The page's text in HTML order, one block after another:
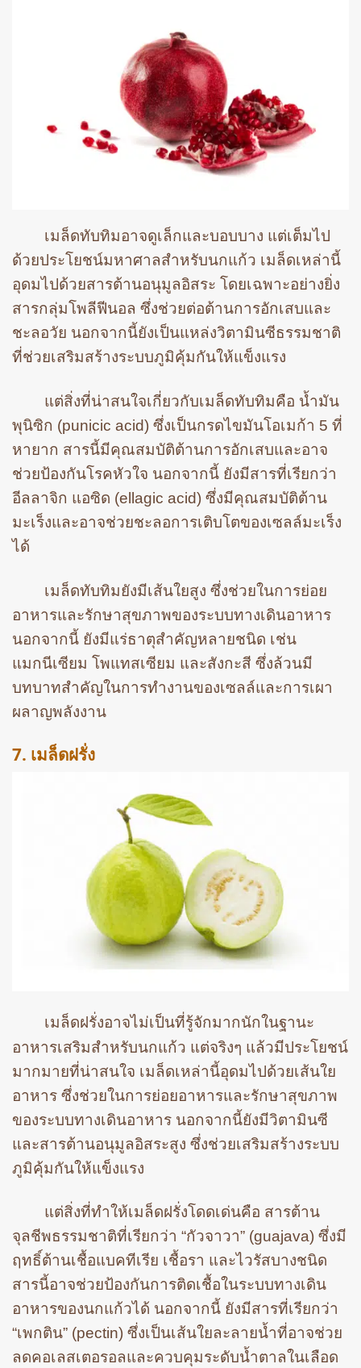
เมล็ดทับทิมอาจดูเล็กและบอบบาง แต่เต็มไป
ด้วยประโยชน์มหาศาลสำหรับนกแก้ว เมล็ดเหล่านี้
อุดมไปด้วยสารต้านอนุมูลอิสระ โดยเฉพาะอย่างยิ่ง
สารกลุ่มโพลีฟีนอล ซึ่งช่วยต่อต้านการอักเสบและ
ชะลอวัย นอกจากนี้ยังเป็นแหล่งวิตามินซีธรรมชาติ
ที่ช่วยเสริมสร้างระบบภูมิคุ้มกันให้แข็งแรง
แต่สิ่งที่น่าสนใจเกี่ยวกับเมล็ดทับทิมคือ น้ำมัน
พุนิซิก (punicic acid) ซึ่งเป็นกรดไขมันโอเมก้า 5 ที่
หายาก สารนี้มีคุณสมบัติต้านการอักเสบและอาจ
ช่วยป้องกันโรคหัวใจ นอกจากนี้ ยังมีสารที่เรียกว่า
อีลลาจิก แอซิด (ellagic acid) ซึ่งมีคุณสมบัติต้าน
มะเร็งและอาจช่วยชะลอการเติบโตของเซลล์มะเร็ง
ได้
เมล็ดทับทิมยังมีเส้นใยสูง ซึ่งช่วยในการย่อย
อาหารและรักษาสุขภาพของระบบทางเดินอาหาร
นอกจากนี้ ยังมีแร่ธาตุสำคัญหลายชนิด เช่น
แมกนีเซียม โพแทสเซียม และสังกะสี ซึ่งล้วนมี
บทบาทสำคัญในการทำงานของเซลล์และการเผา
ผลาญพลังงาน
7. เมล็ดฝรั่ง
เมล็ดฝรั่งอาจไม่เป็นที่รู้จักมากนักในฐานะ
อาหารเสริมสำหรับนกแก้ว แต่จริงๆ แล้วมีประโยชน์
มากมายที่น่าสนใจ เมล็ดเหล่านี้อุดมไปด้วยเส้นใย
อาหาร ซึ่งช่วยในการย่อยอาหารและรักษาสุขภาพ
ของระบบทางเดินอาหาร นอกจากนี้ยังมีวิตามินซี
และสารต้านอนุมูลอิสระสูง ซึ่งช่วยเสริมสร้างระบบ
ภูมิคุ้มกันให้แข็งแรง
แต่สิ่งที่ทำให้เมล็ดฝรั่งโดดเด่นคือ สารต้าน
จุลชีพธรรมชาติที่เรียกว่า “กัวจาวา” (guajava) ซึ่งมี
ฤทธิ์ต้านเชื้อแบคทีเรีย เชื้อรา และไวรัสบางชนิด
สารนี้อาจช่วยป้องกันการติดเชื้อในระบบทางเดิน
อาหารของนกแก้วได้ นอกจากนี้ ยังมีสารที่เรียกว่า
“เพกติน” (pectin) ซึ่งเป็นเส้นใยละลายน้ำที่อาจช่วย
ลดคอเลสเตอรอลและควบคุมระดับน้ำตาลในเลือด